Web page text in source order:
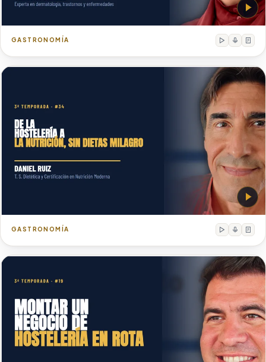
Teresa Fornell
Experta en dermatología, trastornos y enfermedades
GASTRONOMÍA
Daniel Ruiz
T. S. Dietética y Certificación en Nutrición Moderna
GASTRONOMÍA